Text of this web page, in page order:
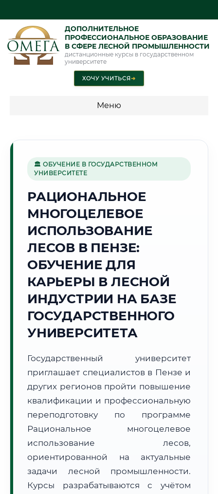
ДОПОЛНИТЕЛЬНОЕ
ПРОФЕССИОНАЛЬНОЕ ОБРАЗОВАНИЕ
В СФЕРЕ ЛЕСНОЙ ПРОМЫШЛЕННОСТИ
дистанционные курсы в государственном
университете
ХОЧУ УЧИТЬСЯ➜
Меню
промышленность"
🌳
Г. ПЕНЗА
Точное местное время:
14:35:02
Воскресенье, 9 Августа
2026 г.
🌅 Восход:04:30 🌇 Закат:19:40
Световой день:15 ч. 10 мин.
Субъект:
Пензенская область
Тел. код:
+7 (8412)
Почтовые индексы:
440000–440999
🏛 ОБУЧЕНИЕ В ГОСУДАРСТВЕННОМ
УНИВЕРСИТЕТЕ
РАЦИОНАЛЬНОЕ
МНОГОЦЕЛЕВОЕ
ИСПОЛЬЗОВАНИЕ
ЛЕСОВ В ПЕНЗЕ:
ОБУЧЕНИЕ ДЛЯ
КАРЬЕРЫ В ЛЕСНОЙ
ИНДУСТРИИ НА БАЗЕ
ГОСУДАРСТВЕННОГО
УНИВЕРСИТЕТА
Государственный университет
приглашает специалистов в Пензе и
других регионов пройти повышение
квалификации и профессиональную
переподготовку по программе
Рациональное многоцелевое
использование лесов,
ориентированной на актуальные
задачи лесной промышленности.
Курсы разрабатываются с учётом